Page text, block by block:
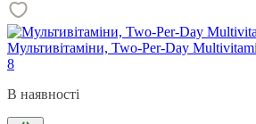
Мультивітаміни, Two-Per-Day
8
В наявності